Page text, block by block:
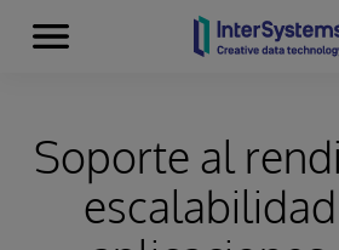
Skip to content
Secciones
Soporte al